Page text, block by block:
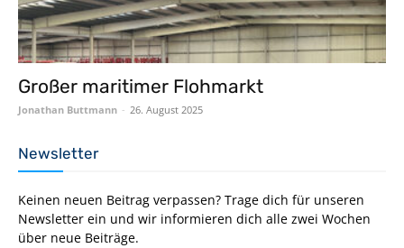
Großer maritimer Flohmarkt
Jonathan Buttmann - 26. August 2025
Newsletter
Keinen neuen Beitrag verpassen? Trage dich für unseren
Newsletter ein und wir informieren dich alle zwei Wochen
über neue Beiträge.